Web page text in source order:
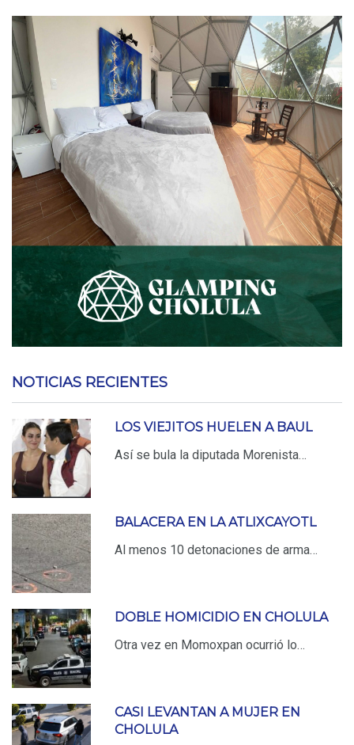
NOTICIAS RECIENTES
LOS VIEJITOS HUELEN A BAUL
Así se bula la diputada Morenista…
BALACERA EN LA ATLIXCAYOTL
Al menos 10 detonaciones de arma…
DOBLE HOMICIDIO EN CHOLULA
Otra vez en Momoxpan ocurrió lo…
CASI LEVANTAN A MUJER EN
CHOLULA